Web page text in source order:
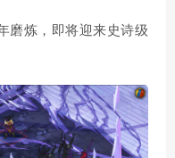
磨炼，即将迎来史诗级